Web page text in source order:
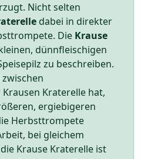
Nicht selten
dabei in direkter
Die Krause
dünnfleischigen
zu beschreiben.
Kraterelle hat,
ergiebigeren
Herbsttrompete
bei gleichem
Krause Kraterelle ist